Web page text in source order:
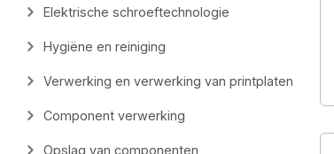
Elektrische schroeftechnologie
Hygiëne en reiniging
Verwerking en verwerking van printplaten
Component verwerking
Opslag van componenten